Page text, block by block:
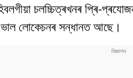
চলচ্চিত্ৰখনৰ প্ৰি-
ভাল লোকেচনৰ সন্ধানত আছে।